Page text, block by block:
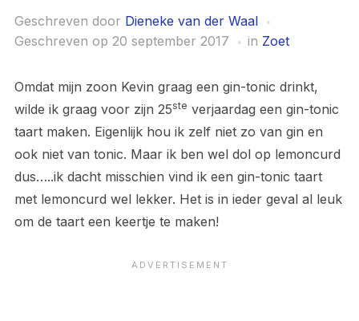
Geschreven door Dieneke van der Waal
Geschreven op 20 september 2017 in Zoet
Omdat mijn zoon Kevin graag een gin-tonic drinkt,
wilde ik graag voor zijn 25ste verjaardag een gin-tonic
taart maken. Eigenlijk hou ik zelf niet zo van gin en
ook niet van tonic. Maar ik ben wel dol op lemoncurd
dus…..ik dacht misschien vind ik een gin-tonic taart
met lemoncurd wel lekker. Het is in ieder geval al leuk
om de taart een keertje te maken!